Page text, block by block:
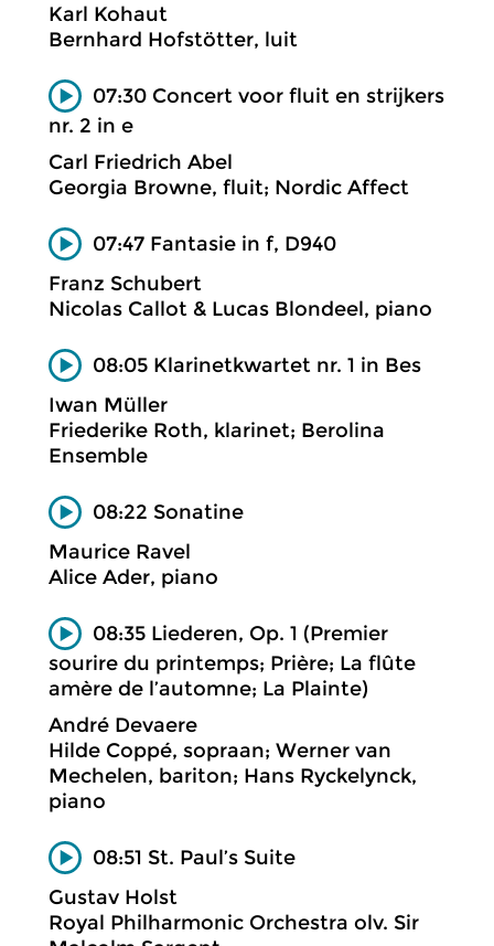
Karl Kohaut
Bernhard Hofstötter, luit
07:30 Concert voor fluit en strijkers
nr. 2 in e
Carl Friedrich Abel
Georgia Browne, fluit; Nordic Affect
07:47 Fantasie in f, D940
Franz Schubert
Nicolas Callot & Lucas Blondeel, piano
08:05 Klarinetkwartet nr. 1 in Bes
Iwan Müller
Friederike Roth, klarinet; Berolina
Ensemble
08:22 Sonatine
Maurice Ravel
Alice Ader, piano
08:35 Liederen, Op. 1 (Premier
sourire du printemps; Prière; La flûte
amère de l’automne; La Plainte)
André Devaere
Hilde Coppé, sopraan; Werner van
Mechelen, bariton; Hans Ryckelynck,
piano
08:51 St. Paul’s Suite
Gustav Holst
Royal Philharmonic Orchestra olv. Sir